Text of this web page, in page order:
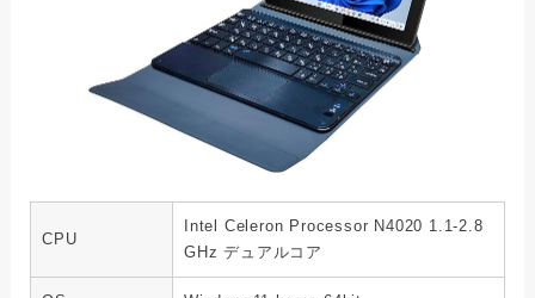
CPU
Intel Celeron Processor N4020 1.1-2.8
GHz デュアルコア